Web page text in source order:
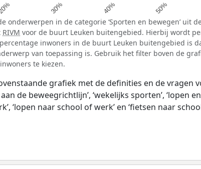
30% 40% 50%
onderwerpen in de categorie ‘Sporten en bewegen’ uit
RIVM voor de buurt Leuken buitengebied. Hierbij wordt
inwoners in de buurt Leuken buitengebied is
van toepassing is. Gebruik het filter boven de
te kiezen.
grafiek met de definities en de vragen
de beweegrichtlijn’, ‘wekelijks sporten’, ‘lopen
‘lopen naar school of werk’ en ‘fietsen naar